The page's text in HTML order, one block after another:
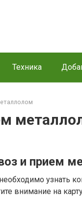
Техника
и прием
узнать
внимание на